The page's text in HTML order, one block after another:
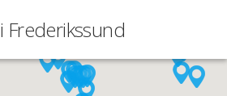
i Frederikssund